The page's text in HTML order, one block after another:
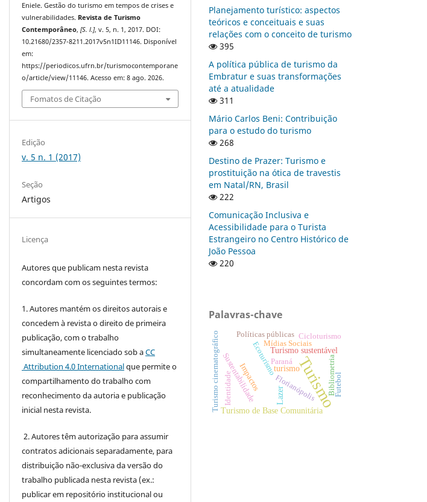
Eniele. Gestão do turismo em tempos de crises e
vulnerabilidades. Revista de Turismo
Contemporâneo,[S. l.], v. 5, n. 1, 2017. DOI:
10.21680/2357-8211.2017v5n1ID11146. Disponível
em:
https://periodicos.ufrn.br/turismocontemporane
o/article/view/11146. Acesso em: 8 ago. 2026.
Fomatos de Citação
Edição
v. 5 n. 1 (2017)
Seção
Artigos
Licença
Autores que publicam nesta revista
concordam com os seguintes termos:
1. Autores mantém os direitos autorais e
concedem à revista o direito de primeira
publicação, com o trabalho
simultaneamente licenciado sob aCC
Attribution 4.0 Internationalque permite o
compartilhamento do trabalho com
reconhecimento da autoria e publicação
inicial nesta revista.
2. Autores têm autorização para assumir
contratos adicionais separadamente, para
distribuição não-exclusiva da versão do
trabalho publicada nesta revista (ex.:
publicar em repositório institucional ou
Planejamento turístico: aspectos
teóricos e conceituais e suas
relações com o conceito de turismo
395
A política pública de turismo da
Embratur e suas transformações
até a atualidade
311
Mário Carlos Beni: Contribuição
para o estudo do turismo
268
Destino de Prazer: Turismo e
prostituição na ótica de travestis
em Natal/RN, Brasil
222
Comunicação Inclusiva e
Acessibilidade para o Turista
Estrangeiro no Centro Histórico de
João Pessoa
220
Palavras-chave
Turismo
Turismo sustentável
turismo
Impactos
Lazer
Sustentabilidade
Turismo de Base Comunitária
Ecoturismo
Florianópolis
Turismo cinematográfico Mídias Sociais
Políticas públicas
Paraná Bibliometria
Identidade Futebol
Cicloturismo